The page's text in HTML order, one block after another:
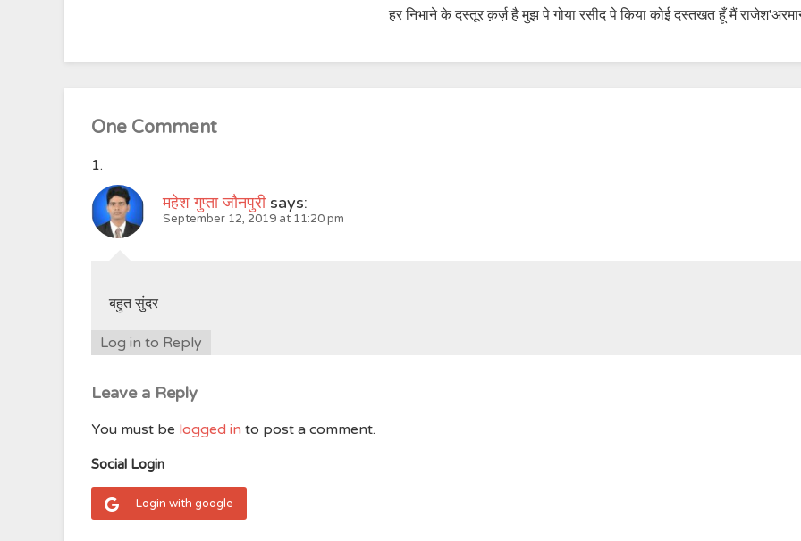
हर निभाने के दस्तूर क़र्ज़ है मुझ पे गोया रसीद पे किया कोई दस्तखत हूँ मैं
One Comment
महेश गुप्ता जौनपुरी says:
September 12, 2019 at 11:20 pm
बहुत सुंदर
Log in to Reply
Leave a Reply
You must be logged in to post a comment.
Social Login
Login with google